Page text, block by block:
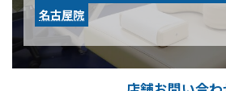
名古屋院